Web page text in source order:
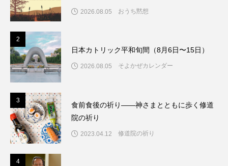
2026.08.05 おうち黙想
2
日本カトリック平和旬間（8月6日〜15日）
2026.08.05 そよかぜカレンダー
3
食前食後の祈り――神さまとともに歩く修道
院の祈り
2023.04.12 修道院の祈り
4